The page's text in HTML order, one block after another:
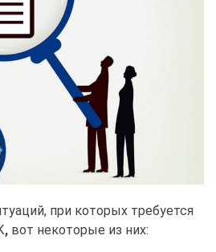
при которых требуется
, вот некоторые из них: